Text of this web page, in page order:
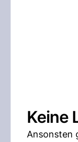
Keine
Ansonsten